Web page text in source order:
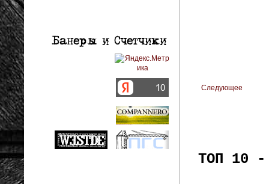
Следующее
ТОП 10 -